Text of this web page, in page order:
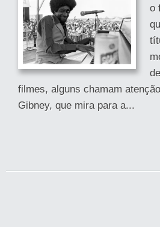
o
filmes, alguns chamam
Gibney, que mira para a...